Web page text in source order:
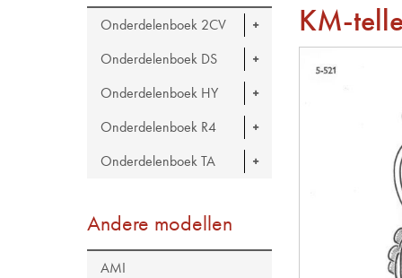
Onderdelenboek 2CV
Onderdelenboek DS
Onderdelenboek HY
Onderdelenboek R4
Onderdelenboek TA
Andere modellen
AMI
KM-